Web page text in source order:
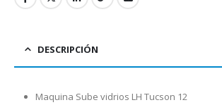
DESCRIPCIÓN
Maquina Sube vidrios LH Tucson 12